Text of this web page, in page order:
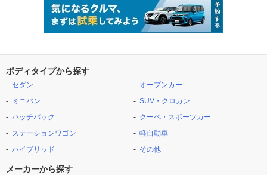
ボディタイプから探す
セダン
ミニバン
ハッチバック
ステーションワゴン
ハイブリッド
オープンカー
SUV・クロカン
クーペ・スポーツカー
軽自動車
その他
メーカーから探す